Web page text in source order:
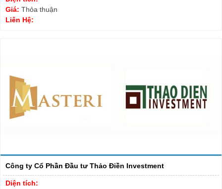
Giá: Thỏa thuận
Liên Hệ:
Công ty Cổ Phần Đầu tư Thảo Điền Investment
Diện tích: